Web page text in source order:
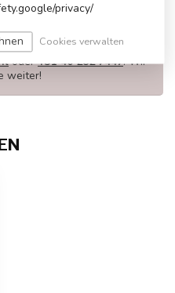
ZU DIESEM
unseren Kundenservice
oder+31 40 282 7447. Wir
weiter!
privacy/
Cookies verwalten